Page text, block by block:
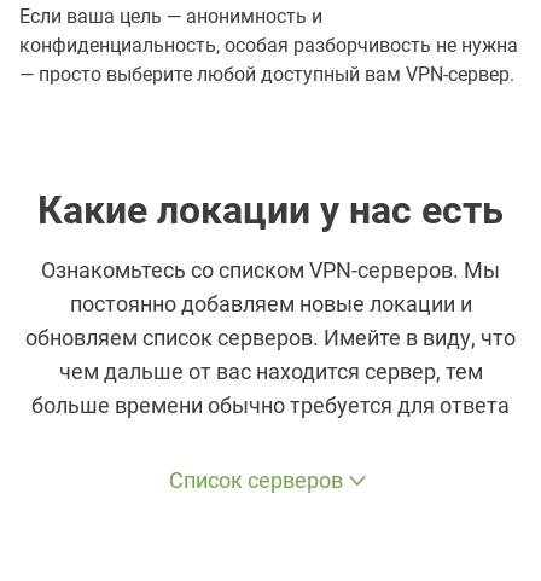
Если ваша цель — анонимность и
конфиденциальность, особая разборчивость не нужна
— просто выберите любой доступный вам VPN-сервер.
Какие локации у нас есть
Ознакомьтесь со списком VPN-серверов. Мы
постоянно добавляем новые локации и
обновляем список серверов. Имейте в виду, что
чем дальше от вас находится сервер, тем
больше времени обычно требуется для ответа
Список серверов